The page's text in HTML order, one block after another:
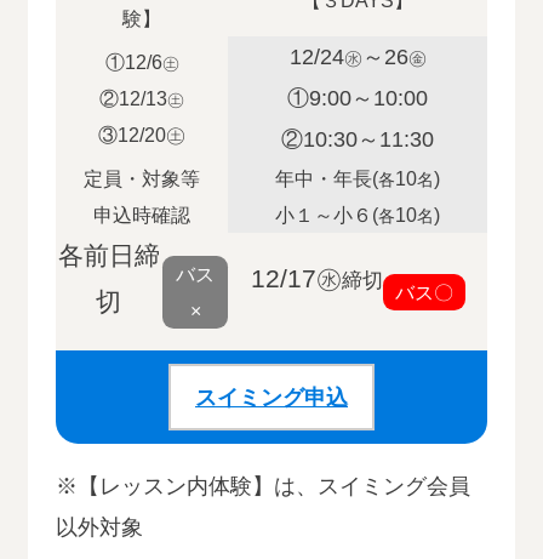
験】
①12/6㊏
②12/13㊏
③12/20㊏
12/24㊌ ～26㊎
①9:00～10:00
②10:30～11:30
定員・対象等
申込時確認
年中・年長(各10名)
小１～小６(各10名)
各前日締
切
バス
×
12/17㊌締切 バス〇
スイミング申込
※【レッスン内体験】は、スイミング会員
以外対象